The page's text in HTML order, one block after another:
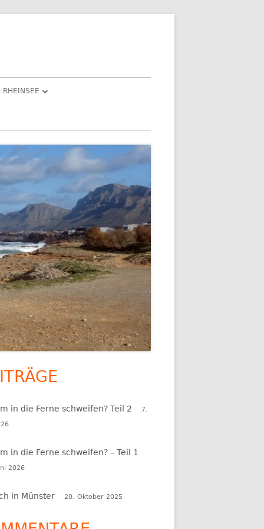
RHEINSEE
EINEM
LICHT
-
FEIER(TAGE) 3. BIS 5. JANUAR
DER DRITTE FEIERTAG –
GEOCACHING EINMAL ANDERS
in die Ferne schweifen? Teil 2
7.
in die Ferne schweifen? – Teil 1
2026
in Münster 20. Oktober 2025